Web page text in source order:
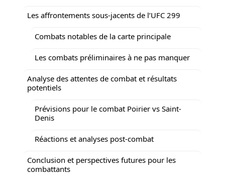
Les affrontements sous-jacents de l’UFC 299
Combats notables de la carte principale
Les combats préliminaires à ne pas manquer
Analyse des attentes de combat et résultats
potentiels
Prévisions pour le combat Poirier vs Saint-
Denis
Réactions et analyses post-combat
Conclusion et perspectives futures pour les
combattants